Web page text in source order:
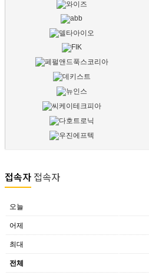
접속자 접속자
오늘
어제
최대
전체